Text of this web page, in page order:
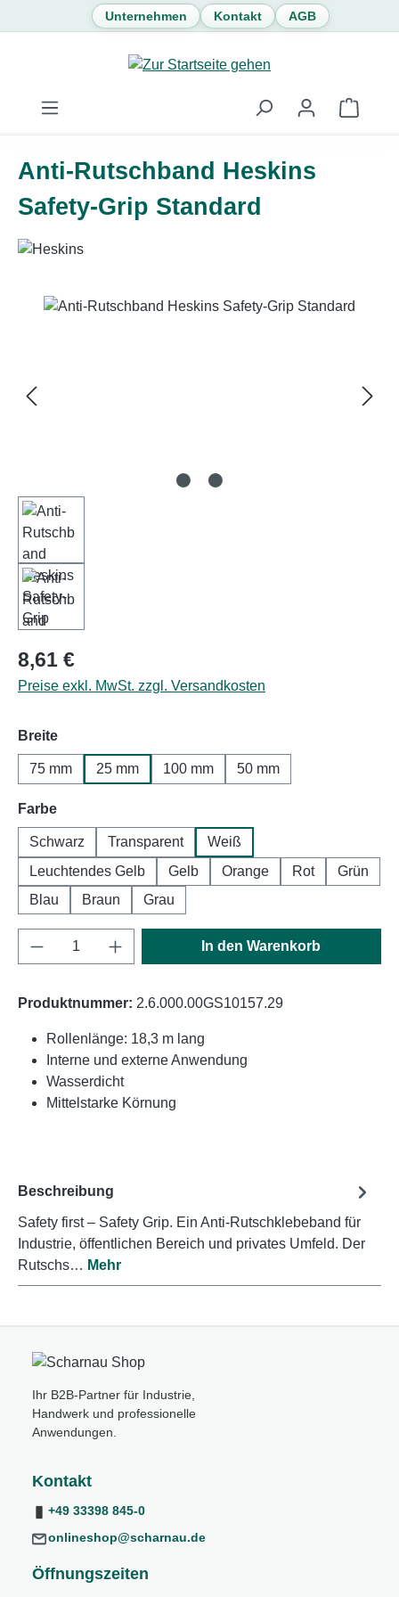
Zum Hauptinhalt springen
Unternehmen Kontakt AGB
Anti-Rutschband Heskins
Safety-Grip Standard
Bildergalerie überspringen
Regulärer Preis:
8,61 €
Preise exkl. MwSt. zzgl. Versandkosten
Breiteauswählen
75 mm 25 mm 100 mm 50 mm
Farbeauswählen
Schwarz Transparent
Weiß
Leuchtendes Gelb
Gelb Orange Rot
Grün
Blau
Braun Grau
Produkt Anzahl: Gib den gewünschten
In den Warenkorb
Produktnummer: 2.6.000.00GS10157.29
Rollenlänge: 18,3 m lang
Interne und externe Anwendung
Wasserdicht
Mittelstarke Körnung
Beschreibung
Safety first – Safety Grip. Ein Anti-Rutschklebeband für
Industrie, öffentlichen Bereich und privates Umfeld. Der
Rutschs… Mehr
Ihr B2B-Partner für Industrie,
Handwerk und professionelle
Anwendungen.
Kontakt
+49 33398 845-0
onlineshop@scharnau.de
Öffnungszeiten